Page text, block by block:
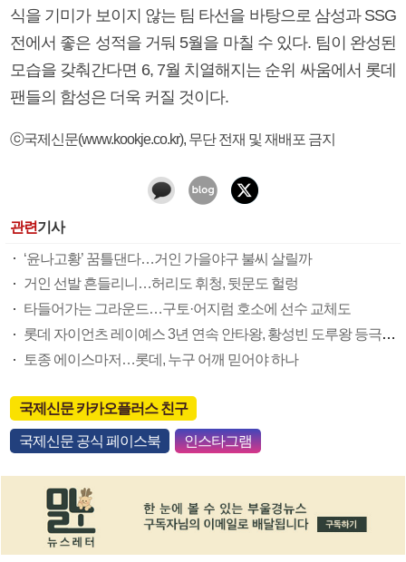
식을 기미가 보이지 않는 팀 타선을 바탕으로 삼성과 SSG
전에서 좋은 성적을 거둬 5월을 마칠 수 있다. 팀이 완성된
모습을 갖춰간다면 6, 7월 치열해지는 순위 싸움에서 롯데
팬들의 함성은 더욱 커질 것이다.
ⓒ국제신문(www.kookje.co.kr), 무단 전재 및 재배포 금지
관련기사
‘윤나고황’ 꿈틀댄다…거인 가을야구 불씨 살릴까
거인 선발 흔들리니…허리도 휘청, 뒷문도 헐렁
타들어가는 그라운드…구토·어지럼 호소에 선수 교체도
롯데 자이언츠 레이예스 3년 연속 안타왕, 황성빈 도루왕 등극할까
토종 에이스마저…롯데, 누구 어깨 믿어야 하나
국제신문 카카오플러스 친구
국제신문 공식 페이스북 인스타그램